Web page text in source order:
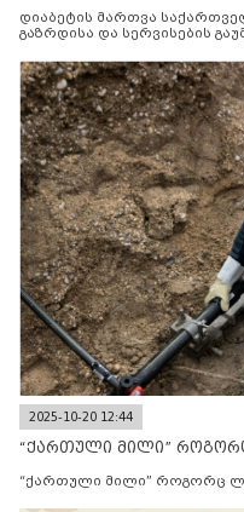
დიაბეტის მართვა
გაზრდისა და სერვისების
2025-10-20 12:44
“ქართული მილი”
“ქართული მილი” როგორც